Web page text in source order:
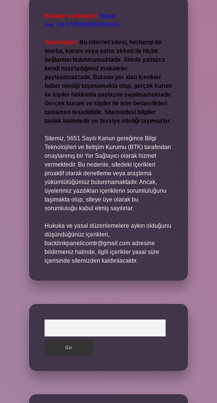
Reklam ve İletişim: Skype:
live:.cid.575569c608265c69
Yasal Uyarı: Bu internet sitesi, herhangi bir
marka, kurum veya şahıs şirketi ile hiçbir
bağlantısı bulunmamaktadır. Sitede yalnızca
kendi hazırladığımız makaleler
paylaşılmaktadır. Burada yer alan içerikler
haber niteliği taşımamakta olup, gerçek kurum
ve kişiler hakkında paylaşım yapılmamaktadır.
Gerçek kurum ve kişiler ile isim benzerlikleri
tamamen tesadüfidir. Sitemizdeki bilgiler
taslak halindedir ve tavsiye niteliği taşımazlar.
Sitemiz, 5651 Sayılı Kanun gereğince Bilgi
Teknolojileri ve İletişim Kurumu (BTK) tarafından
onaylanmış bir Yer Sağlayıcı olarak hizmet
vermektedir. Bu nedenle, sitedeki içerikleri
proaktif olarak denetleme veya araştırma
yükümlülüğümüz bulunmamaktadır. Ancak,
üyelerimiz yazdıkları içeriklerin sorumluluğunu
taşımakta olup, siteye üye olarak bu
sorumluluğu kabul etmiş sayılırlar.
Hukuka ve yasal düzenlemelere aykırı olduğunu
düşündüğünüz içerikleri,
backlinkpanelicomtr@gmail.com adresine
bildirmeniz halinde, ilgili içerikler yasal süre
içerisinde sitemizden kaldırılacaktır.